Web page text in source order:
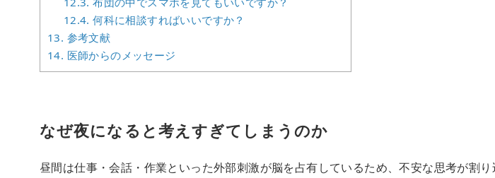
12.4. 何科に相談すればいいですか？
13. 参考文献
14. 医師からのメッセージ
なぜ夜になると考えすぎてしまうのか
昼間は仕事・会話・作業といった外部刺激が脳を占有しているため、不安な思考が割